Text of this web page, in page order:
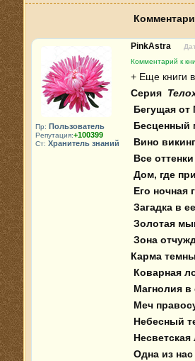
Пр: Пользователь
Репутация:+100399
Ст: Хранитель знаний
PinkAstra
Комментарий к
Серия
Карма